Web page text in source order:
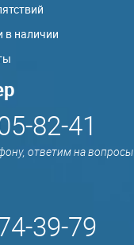
в наличии
82-41
ответим на вопросы
39-79